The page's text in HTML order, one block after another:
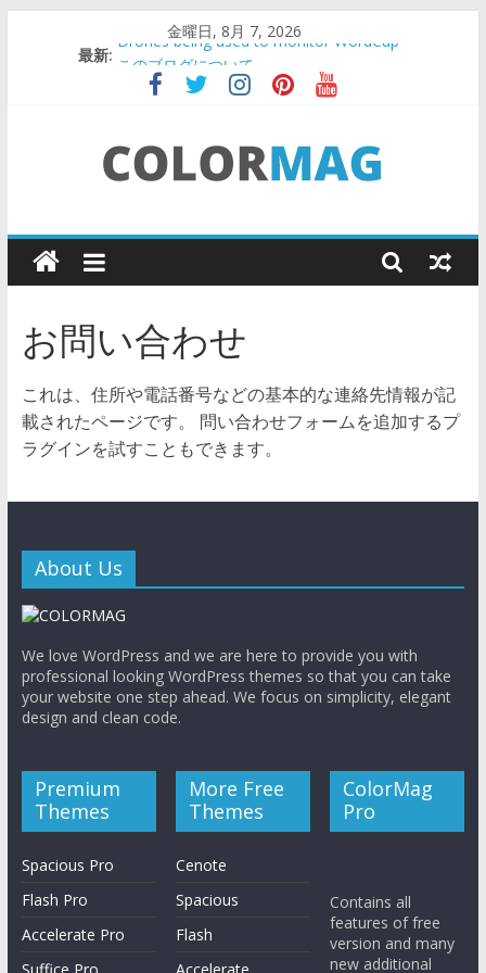
ッ
金曜日, 8月 7, 2026
最新:
Drones being used to monitor WordCup
このブログについて
Teens use apps to keep secrets?
Life
Design
Lab
キ
ャ
リ
形
資
産
成
な
ど、
り
豊
人
生
を
お問い合わせ
これは、住所や電話番号などの基本的な連絡先情報が記
載されたページです。 問い合わせフォームを追加するプ
ラグインを試すこともできます。
About Us
We love WordPress and we are here to provide you with
professional looking WordPress themes so that you can take
your website one step ahead. We focus on simplicity, elegant
design and clean code.
Premium
Themes
Spacious Pro
Flash Pro
Accelerate Pro
More Free
Themes
Cenote
Spacious
Flash
ColorMag
Pro
Contains all
features of free
version and many
new additional